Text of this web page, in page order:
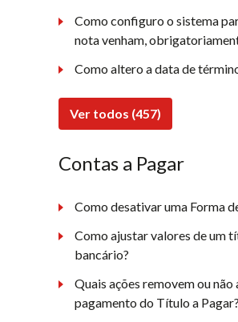
Como configuro o sistema
nota venham,
Como altero a data de
Ver todos (457)
Contas a Pagar
Como desativar uma Forma
Como ajustar valores de um
bancário?
Quais ações removem ou
pagamento do Título a Pagar?